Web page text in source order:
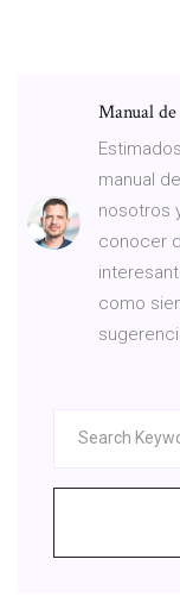
Manual
manual
nosotros
conocer
como